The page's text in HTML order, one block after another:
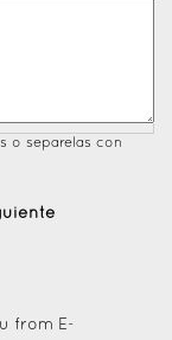
o separelas con
from E-